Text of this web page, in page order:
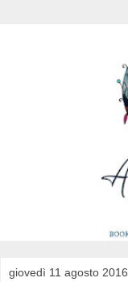
giovedì 11 agosto 2016